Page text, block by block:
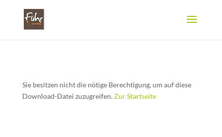
Sie besitzen nicht die nötige Berechtigung, um auf diese
Download-Datei zuzugreifen. Zur Startseite